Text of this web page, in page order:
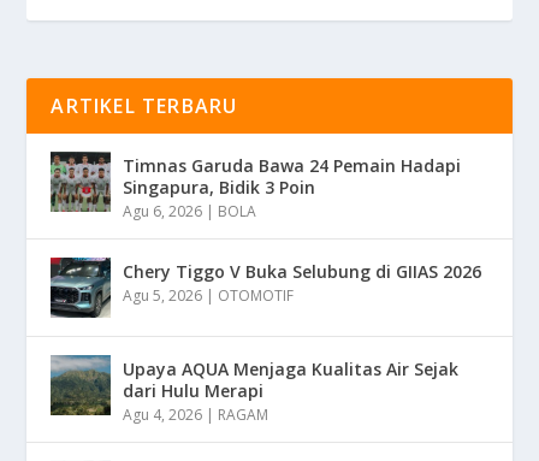
ARTIKEL TERBARU
Timnas Garuda Bawa 24 Pemain Hadapi
Singapura, Bidik 3 Poin
Agu 6, 2026 | BOLA
Chery Tiggo V Buka Selubung di GIIAS 2026
Agu 5, 2026 | OTOMOTIF
Upaya AQUA Menjaga Kualitas Air Sejak
dari Hulu Merapi
Agu 4, 2026 | RAGAM